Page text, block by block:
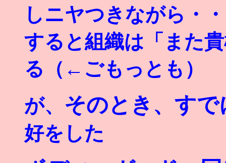
しニヤつきながら・
すると組織は「また
る（←ごもっとも）
が、 そのとき、すで
好をした